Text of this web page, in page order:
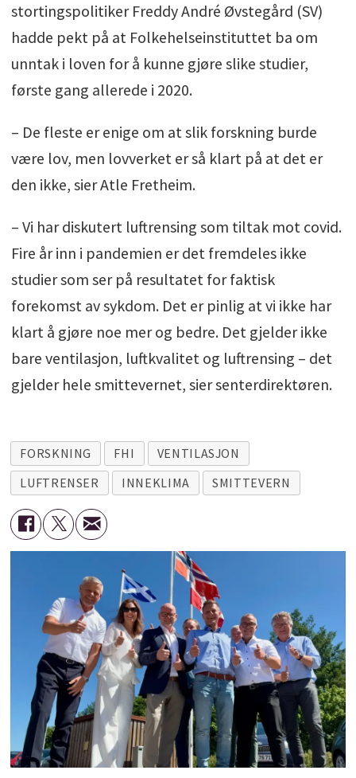
stortingspolitiker Freddy André Øvstegård (SV)
hadde pekt på at Folkehelseinstituttet ba om
unntak i loven for å kunne gjøre slike studier,
første gang allerede i 2020.
– De fleste er enige om at slik forskning burde
være lov, men lovverket er så klart på at det er
den ikke, sier Atle Fretheim.
– Vi har diskutert luftrensing som tiltak mot covid.
Fire år inn i pandemien er det fremdeles ikke
studier som ser på resultatet for faktisk
forekomst av sykdom. Det er pinlig at vi ikke har
klart å gjøre noe mer og bedre. Det gjelder ikke
bare ventilasjon, luftkvalitet og luftrensing – det
gjelder hele smittevernet, sier senterdirektøren.
FORSKNING FHI
VENTILASJON
LUFTRENSER
INNEKLIMA SMITTEVERN